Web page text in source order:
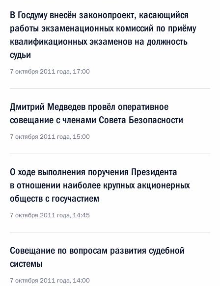
В Госдуму внесён законопроект, касающийся
работы экзаменационных комиссий по приёму
квалификационных экзаменов на должность
судьи
7 октября 2011 года, 17:00
Дмитрий Медведев провёл оперативное
совещание с членами Совета Безопасности
7 октября 2011 года, 15:00
О ходе выполнения поручения Президента
в отношении наиболее крупных акционерных
обществ с госучастием
7 октября 2011 года, 14:45
Совещание по вопросам развития судебной
системы
7 октября 2011 года, 14:00